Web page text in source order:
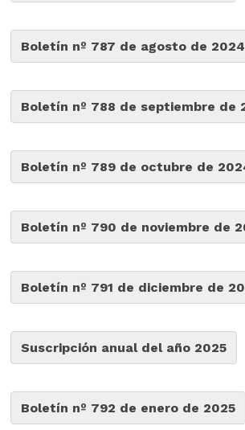
Boletín nº 787 de agosto de 2024
Boletín nº 788 de septiembre de
Boletín nº 789 de octubre de
Boletín nº 790 de noviembre de
Boletín nº 791 de diciembre de
Suscripción anual del año 2025
Boletín nº 792 de enero de 2025